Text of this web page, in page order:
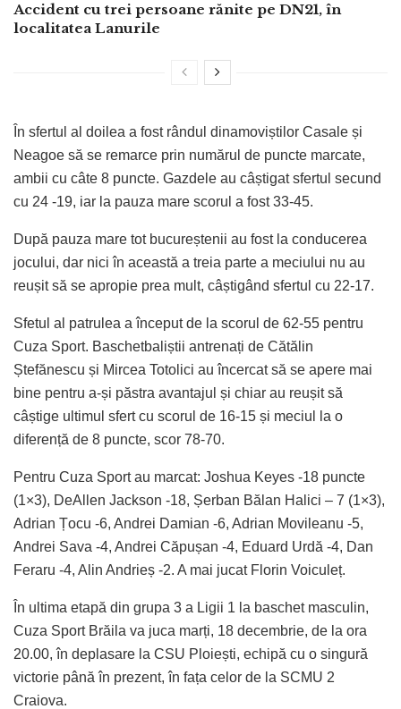
Accident cu trei persoane rănite pe DN21, în
localitatea Lanurile
În sfertul al doilea a fost rândul dinamoviștilor Casale și
Neagoe să se remarce prin numărul de puncte marcate,
ambii cu câte 8 puncte. Gazdele au câștigat sfertul secund
cu 24 -19, iar la pauza mare scorul a fost 33-45.
După pauza mare tot bucureștenii au fost la conducerea
jocului, dar nici în această a treia parte a meciului nu au
reușit să se apropie prea mult, câștigând sfertul cu 22-17.
Sfetul al patrulea a început de la scorul de 62-55 pentru
Cuza Sport. Baschetbaliștii antrenați de Cătălin
Ștefănescu și Mircea Totolici au încercat să se apere mai
bine pentru a-și păstra avantajul și chiar au reușit să
câștige ultimul sfert cu scorul de 16-15 și meciul la o
diferență de 8 puncte, scor 78-70.
Pentru Cuza Sport au marcat: Joshua Keyes -18 puncte
(1×3), DeAllen Jackson -18, Șerban Bălan Halici – 7 (1×3),
Adrian Țocu -6, Andrei Damian -6, Adrian Movileanu -5,
Andrei Sava -4, Andrei Căpușan -4, Eduard Urdă -4, Dan
Feraru -4, Alin Andrieș -2. A mai jucat Florin Voiculeț.
În ultima etapă din grupa 3 a Ligii 1 la baschet masculin,
Cuza Sport Brăila va juca marți, 18 decembrie, de la ora
20.00, în deplasare la CSU Ploiești, echipă cu o singură
victorie până în prezent, în fața celor de la SCMU 2
Craiova.